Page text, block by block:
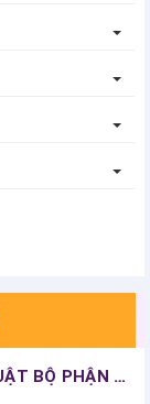
LAO ĐỘNG KỸ THUẬT-LAO ĐỘNG KỸ THUẬT BỘ PHẬN PHỦ MÀU VÀ TRANG TRÍ DA